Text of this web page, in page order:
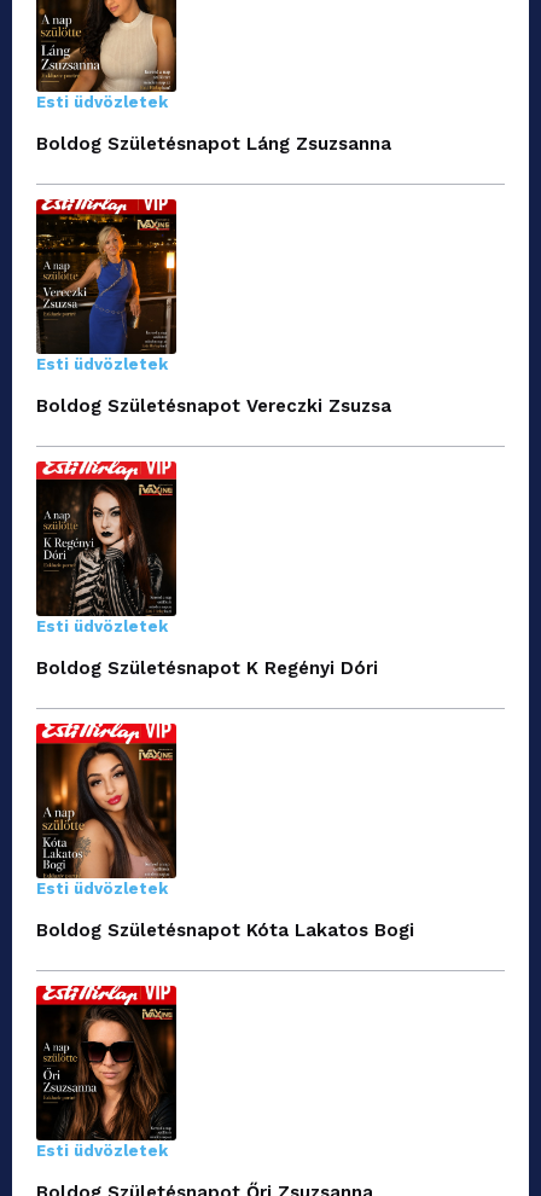
Esti üdvözletek
Boldog Születésnapot Láng Zsuzsanna
Esti üdvözletek
Boldog Születésnapot Vereczki Zsuzsa
Esti üdvözletek
Boldog Születésnapot K Regényi Dóri
Esti üdvözletek
Boldog Születésnapot Kóta Lakatos Bogi
Esti üdvözletek